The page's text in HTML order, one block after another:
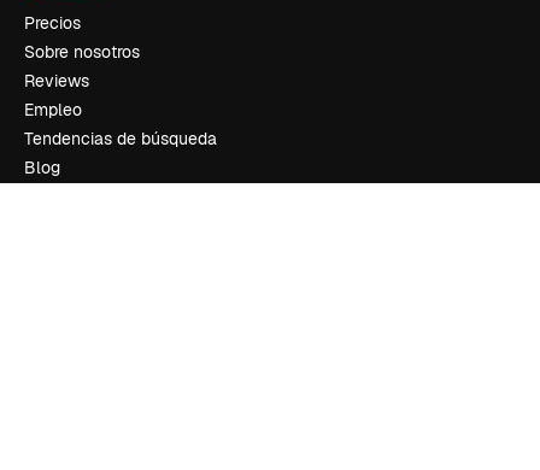
Precios
Sobre nosotros
Reviews
Empleo
Tendencias de búsqueda
Blog